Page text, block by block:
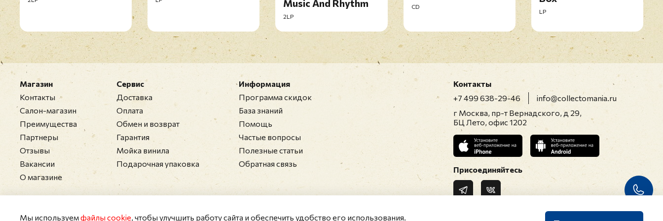
Music And Rhythm
2LP
CD
LP
Магазин
Контакты
Салон-магазин
Преимущества
Партнеры
Отзывы
Вакансии
О магазине
Сервис
Доставка
Оплата
Обмен и возврат
Гарантия
Мойка винила
Подарочная упаковка
Информация
Программа скидок
База знаний
Помощь
Частые вопросы
Полезные статьи
Обратная связь
Контакты
+7 499 638-29-46
info@collectomania.ru
г Москва, пр-т Вернадского, д 29,
БЦ Лето, офис 1202
Присоединяйтесь
Мы используемфайлы cookie, чтобы улучшить работу сайта и обеспечить удобство его использования.